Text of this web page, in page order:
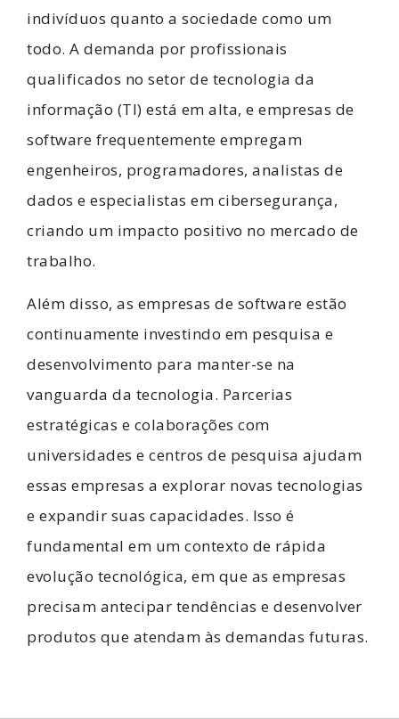
indivíduos quanto a sociedade como um
todo. A demanda por profissionais
qualificados no setor de tecnologia da
informação (TI) está em alta, e empresas de
software frequentemente empregam
engenheiros, programadores, analistas de
dados e especialistas em cibersegurança,
criando um impacto positivo no mercado de
trabalho.
Além disso, as empresas de software estão
continuamente investindo em pesquisa e
desenvolvimento para manter-se na
vanguarda da tecnologia. Parcerias
estratégicas e colaborações com
universidades e centros de pesquisa ajudam
essas empresas a explorar novas tecnologias
e expandir suas capacidades. Isso é
fundamental em um contexto de rápida
evolução tecnológica, em que as empresas
precisam antecipar tendências e desenvolver
produtos que atendam às demandas futuras.